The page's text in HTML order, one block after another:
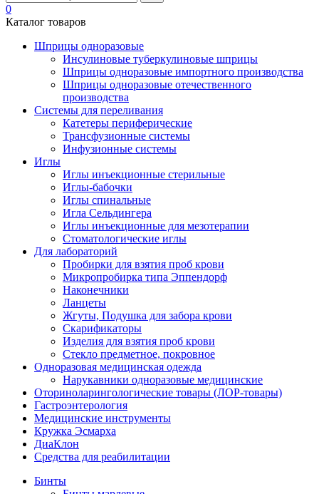
0
Каталог товаров
Шприцы одноразовые
Инсулиновые туберкулиновые шприцы
Шприцы одноразовые импортного производства
Шприцы одноразовые отечественного
производства
Системы для переливания
Катетеры периферические
Трансфузионные системы
Инфузионные системы
Иглы
Иглы инъекционные стерильные
Иглы-бабочки
Иглы спинальные
Игла Сельдингера
Иглы инъекционные для мезотерапии
Стоматологические иглы
Для лабораторий
Пробирки для взятия проб крови
Микропробирка типа Эппендорф
Наконечники
Ланцеты
Жгуты, Подушка для забора крови
Скарификаторы
Изделия для взятия проб крови
Стекло предметное, покровное
Одноразовая медицинская одежда
Нарукавники одноразовые медицинские
Оториноларингологические товары (ЛОР-товары)
Гастроэнтерология
Медицинские инструменты
Кружка Эсмарха
ДиаКлон
Средства для реабилитации
Бинты